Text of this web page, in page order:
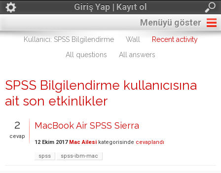
Giriş Yap | Kayıt ol
Menüyü göster
Kullanıcı: SPSS Bilgilendirme Wall
Recent activity
All questions
All answers
SPSS Bilgilendirme kullanıcısına
ait son etkinlikler
2
cevap
MacBook Air SPSS Sierra
12 Ekim 2017 Mac Ailesi kategorisinde cevaplandı
spss spss-ibm-mac